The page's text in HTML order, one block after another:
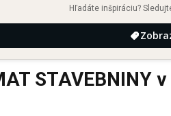
Hľadáte inšpiráciu?
STAVEBNINY